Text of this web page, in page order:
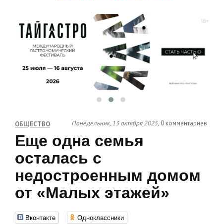
ОБЩЕСТВО Понедельник, 13 октября 2025, 0 комментариев
Еще одна семья
осталась с
недостроенным домом
от «Малых этажей»
Вконтакте Одноклассники